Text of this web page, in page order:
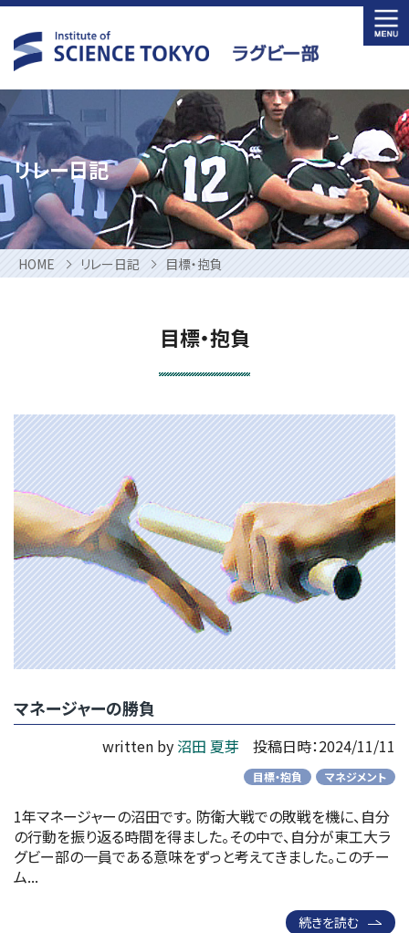
Skip
to
content
リレー日記
HOME リレー日記 目標・抱負
目標・抱負
マネージャーの勝負
written by沼田 夏芽 投稿日時：2024/11/11
目標・抱負 マネジメント
1年マネージャーの沼田です。 防衛大戦での敗戦を機に、自分
の行動を振り返る時間を得ました。その中で、自分が東工大ラ
グビー部の一員である意味をずっと考えてきました。このチー
ム...
続きを読む